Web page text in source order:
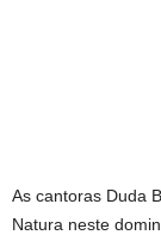
As cantoras Duda
Natura neste